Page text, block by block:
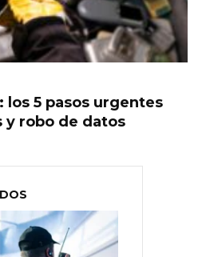
5 pasos urgentes
y robo de datos